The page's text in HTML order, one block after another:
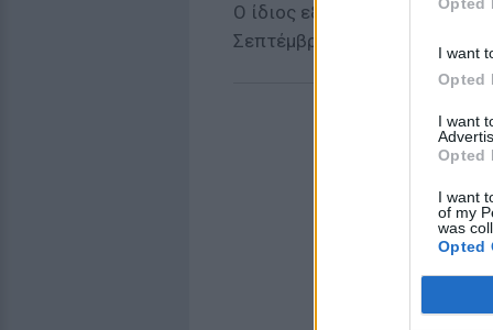
I want
Opted
I want
Opted
I want
of my
was
Opted
Ο ίδιος εξήγησε δε ότι η
Σεπτέμβριο.